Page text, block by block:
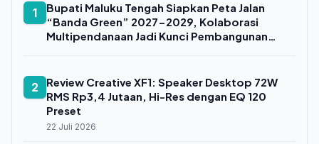
1
Bupati Maluku Tengah Siapkan Peta Jalan
“Banda Green” 2027-2029, Kolaborasi
Multipendanaan Jadi Kunci Pembangunan
2
Review Creative XF1: Speaker Desktop 72W
RMS Rp3,4 Jutaan, Hi-Res dengan EQ 120
Preset
22 Juli 2026